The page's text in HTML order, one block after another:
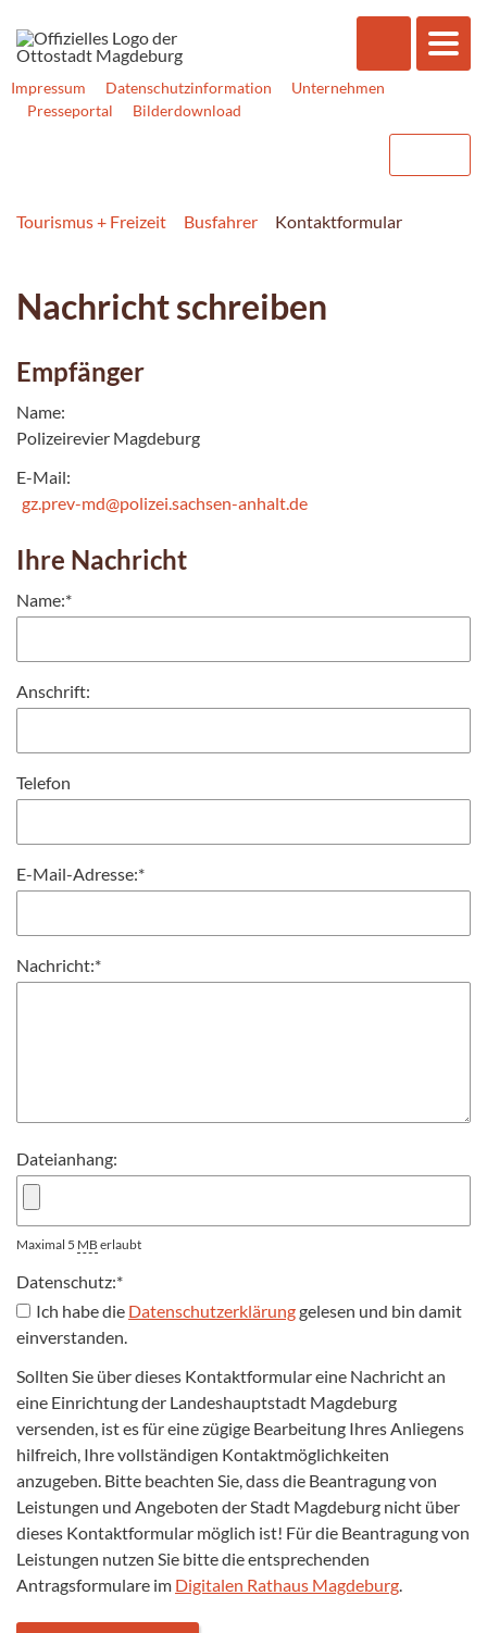
Impressum Datenschutzinformation
Unternehmen
Presseportal
Bilderdownload
Tourismus + Freizeit Busfahrer Kontaktformular
Nachricht schreiben
Empfänger
Name:
Polizeirevier Magdeburg
E-Mail:
gz.prev-md@polizei.sachsen-anhalt.de
Ihre Nachricht
Name:*
Anschrift:
Telefon
E-Mail-Adresse:*
Nachricht:*
Dateianhang:
Maximal 5 MB erlaubt
Datenschutz:*
Ich habe die Datenschutzerklärunggelesen und bin damit
einverstanden.
Sollten Sie über dieses Kontaktformular eine Nachricht an
eine Einrichtung der Landeshauptstadt Magdeburg
versenden, ist es für eine zügige Bearbeitung Ihres Anliegens
hilfreich, Ihre vollständigen Kontaktmöglichkeiten
anzugeben. Bitte beachten Sie, dass die Beantragung von
Leistungen und Angeboten der Stadt Magdeburg nicht über
dieses Kontaktformular möglich ist! Für die Beantragung von
Leistungen nutzen Sie bitte die entsprechenden
Antragsformulare im Digitalen Rathaus Magdeburg.